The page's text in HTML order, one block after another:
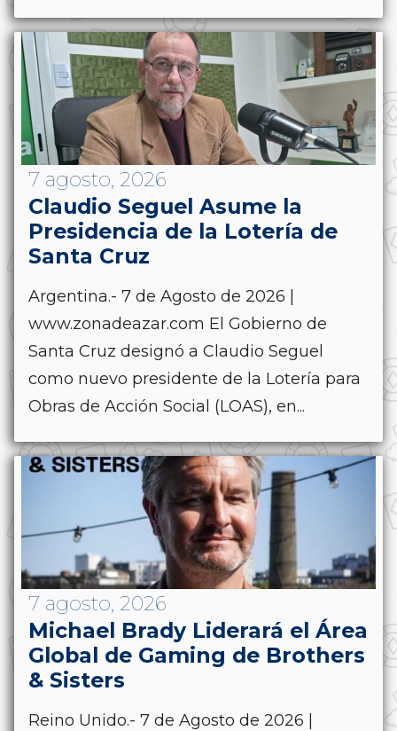
7 agosto, 2026
Claudio Seguel Asume la
Presidencia de la Lotería de
Santa Cruz
Argentina.- 7 de Agosto de 2026 |
www.zonadeazar.com El Gobierno de
Santa Cruz designó a Claudio Seguel
como nuevo presidente de la Lotería para
Obras de Acción Social (LOAS), en...
7 agosto, 2026
Michael Brady Liderará el Área
Global de Gaming de Brothers
& Sisters
Reino Unido.- 7 de Agosto de 2026 |